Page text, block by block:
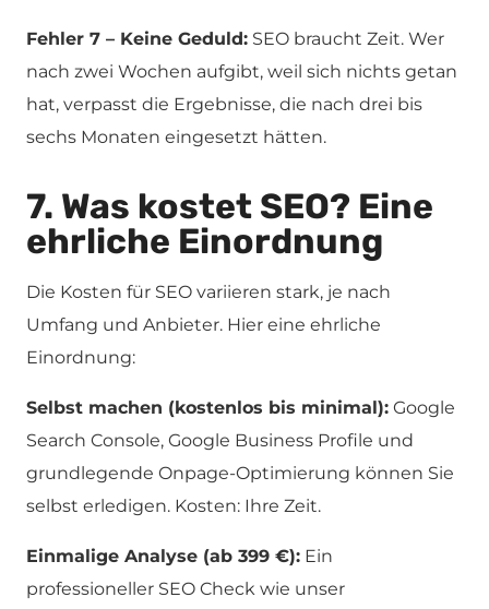
Fehler 7 – Keine Geduld: SEO braucht Zeit. Wer
nach zwei Wochen aufgibt, weil sich nichts getan
hat, verpasst die Ergebnisse, die nach drei bis
sechs Monaten eingesetzt hätten.
7. Was kostet SEO? Eine
ehrliche Einordnung
Die Kosten für SEO variieren stark, je nach
Umfang und Anbieter. Hier eine ehrliche
Einordnung:
Selbst machen (kostenlos bis minimal): Google
Search Console, Google Business Profile und
grundlegende Onpage-Optimierung können Sie
selbst erledigen. Kosten: Ihre Zeit.
Einmalige Analyse (ab 399 €): Ein
professioneller SEO Check wie unser